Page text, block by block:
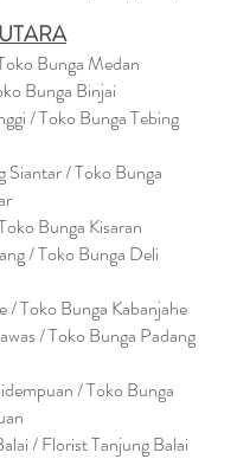
Bunga Medan
Bunga Binjai
/ Toko Bunga Tebing
Siantar / Toko Bunga
Bunga Kisaran
/ Toko Bunga Deli
/ Toko Bunga Kabanjahe
/ Toko Bunga Padang
/ Toko Bunga
/ Florist Tanjung Balai